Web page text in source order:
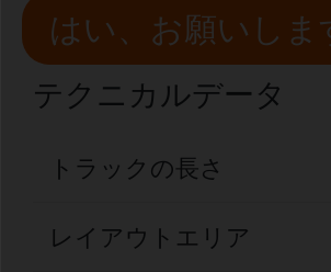
はい、お願いしま
テクニカルデータ
トラックの長さ
レイアウトエリア